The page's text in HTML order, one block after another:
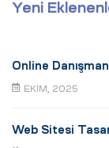
Yeni
Online
EKIM, 2025
Web Sitesi